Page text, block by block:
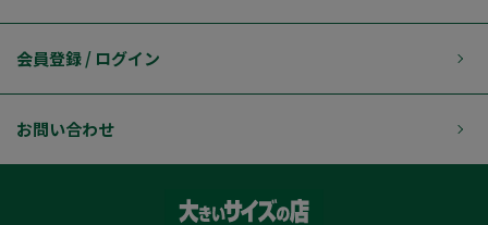
会員登録 / ログイン
お問い合わせ